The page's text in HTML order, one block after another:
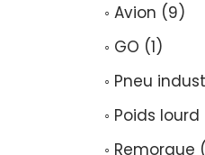
Avion
9
GO 1
Pneu
Poids lourd
Remorque